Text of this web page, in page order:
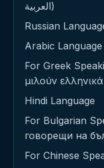
العربية)
Russian
Arabic Language
For Greek
μιλούν
Hindi Language
For Bulgarian
говорещи на
For Chinese